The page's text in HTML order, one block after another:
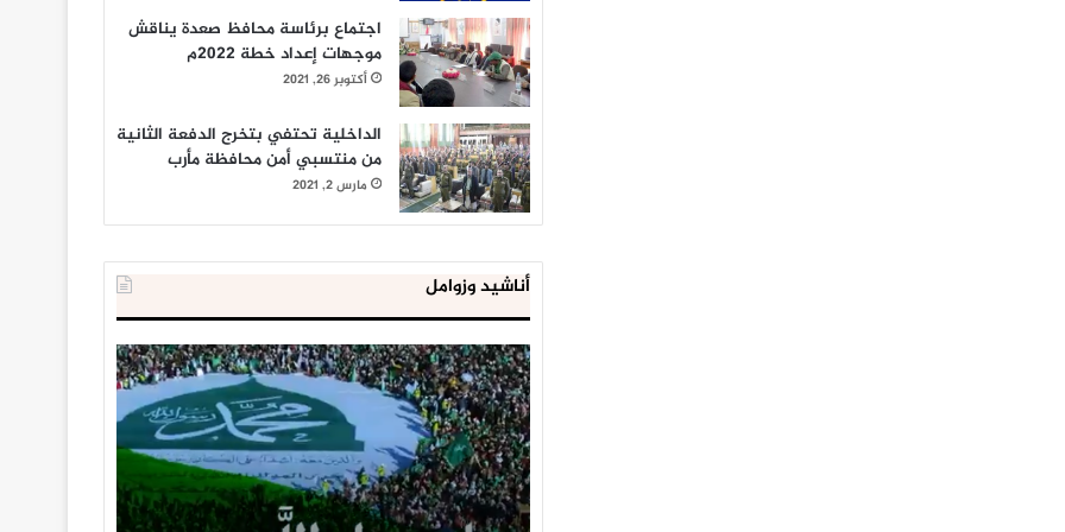
اجتماع برئاسة محافظ صعدة يناقش
موجهات إعداد خطة 2022م
أكتوبر 26, 2021
الداخلية تحتفي بتخرج الدفعة الثانية
من منتسبي أمن محافظة مأرب
مارس 2, 2021
أناشيد وزوامل
العدو
الإسرائيلي
اعتقل
543
طفلا
فلسطينيا
خلال
يناير 31, 2021
الداخلية
المصرية
إحباط
‘مخطط
كبير’
للإخوان